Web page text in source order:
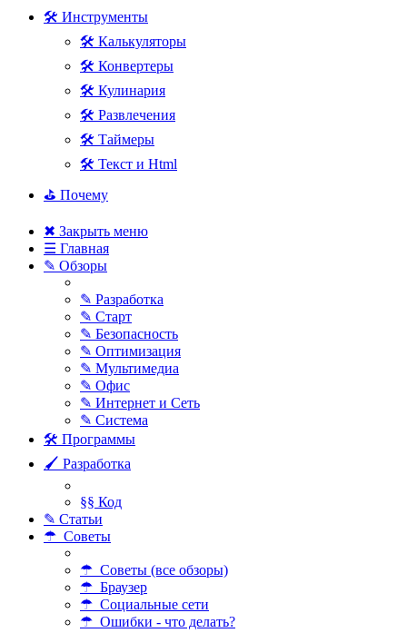
🛠 Инструменты
🛠 Калькуляторы
🛠 Конвертеры
🛠 Кулинария
🛠 Развлечения
🛠 Таймеры
🛠 Текст и Html
⛳ Почему
✖ Закрыть меню
☰ Главная
✎ Обзоры
✎ Разработка
✎ Старт
✎ Безопасность
✎ Оптимизация
✎ Мультимедиа
✎ Офис
✎ Интернет и Сеть
✎ Система
🛠 Программы
🖌 Разработка
§§ Код
✎ Статьи
☂ Советы
☂ Советы (все обзоры)
☂ Браузер
☂ Социальные сети
☂ Ошибки - что делать?